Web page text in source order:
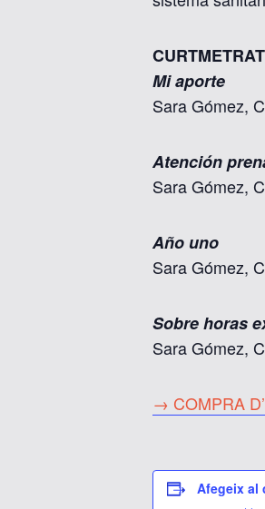
Mi aporte
Sara Gómez,
Atención
Sara Gómez,
Año uno
Sara Gómez,
Sobre horas
Sara Gómez,
→ COMPRA
Afegeix al